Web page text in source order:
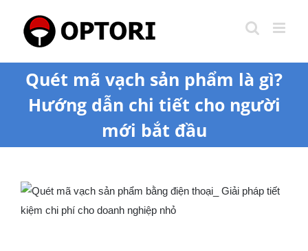
content
Quét mã vạch sản phẩm là gì?
Hướng dẫn chi tiết cho người
mới bắt đầu
View
Larger